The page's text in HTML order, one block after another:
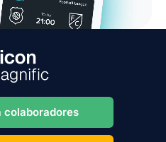
colaboradores